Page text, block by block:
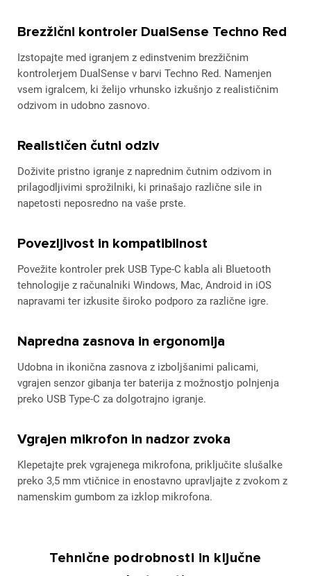
Brezžični kontroler DualSense Techno Red
Izstopajte med igranjem z edinstvenim brezžičnim
kontrolerjem DualSense v barvi Techno Red. Namenjen
vsem igralcem, ki želijo vrhunsko izkušnjo z realističnim
odzivom in udobno zasnovo.
Realističen čutni odziv
Doživite pristno igranje z naprednim čutnim odzivom in
prilagodljivimi sprožilniki, ki prinašajo različne sile in
napetosti neposredno na vaše prste.
Povezljivost in kompatibilnost
Povežite kontroler prek USB Type-C kabla ali Bluetooth
tehnologije z računalniki Windows, Mac, Android in iOS
napravami ter izkusite široko podporo za različne igre.
Napredna zasnova in ergonomija
Udobna in ikonična zasnova z izboljšanimi palicami,
vgrajen senzor gibanja ter baterija z možnostjo polnjenja
preko USB Type-C za dolgotrajno igranje.
Vgrajen mikrofon in nadzor zvoka
Klepetajte prek vgrajenega mikrofona, priključite slušalke
preko 3,5 mm vtičnice in enostavno upravljajte z zvokom z
namenskim gumbom za izklop mikrofona.
Tehnične podrobnosti in ključne